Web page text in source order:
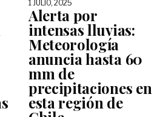
1 JULIO, 2025
Alerta por
intensas lluvias:
Meteorología
anuncia hasta 60
mm de
precipitaciones en
esta región de